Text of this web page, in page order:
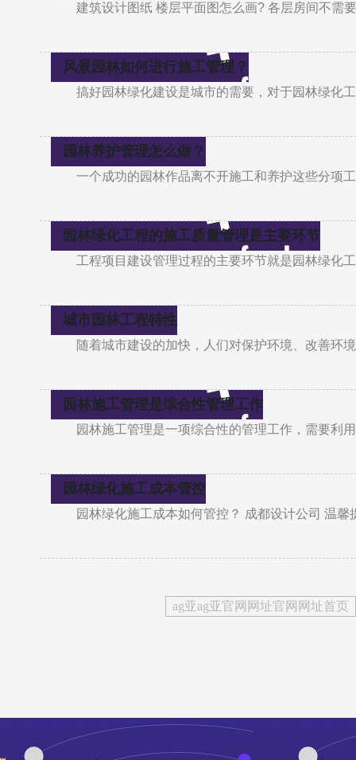
建筑设计图纸 楼层平面图怎么画? 各层房间不需
风景园林如何进行施工管理？
搞好园林绿化建设是城市的需要，对于园林绿化
园林养护管理怎么做？
一个成功的园林作品离不开施工和养护这些分项
园林绿化工程的施工质量管理是主要环节
工程项目建设管理过程的主要环节就是园林绿化
城市园林工程特性
随着城市建设的加快，人们对保护环境、改善环
园林施工管理是综合性管理工作
园林施工管理是一项综合性的管理工作，需要利
园林绿化施工成本管控
园林绿化施工成本如何管控？ 成都设计公司 温
ag亚ag亚官网网址官网网址首页